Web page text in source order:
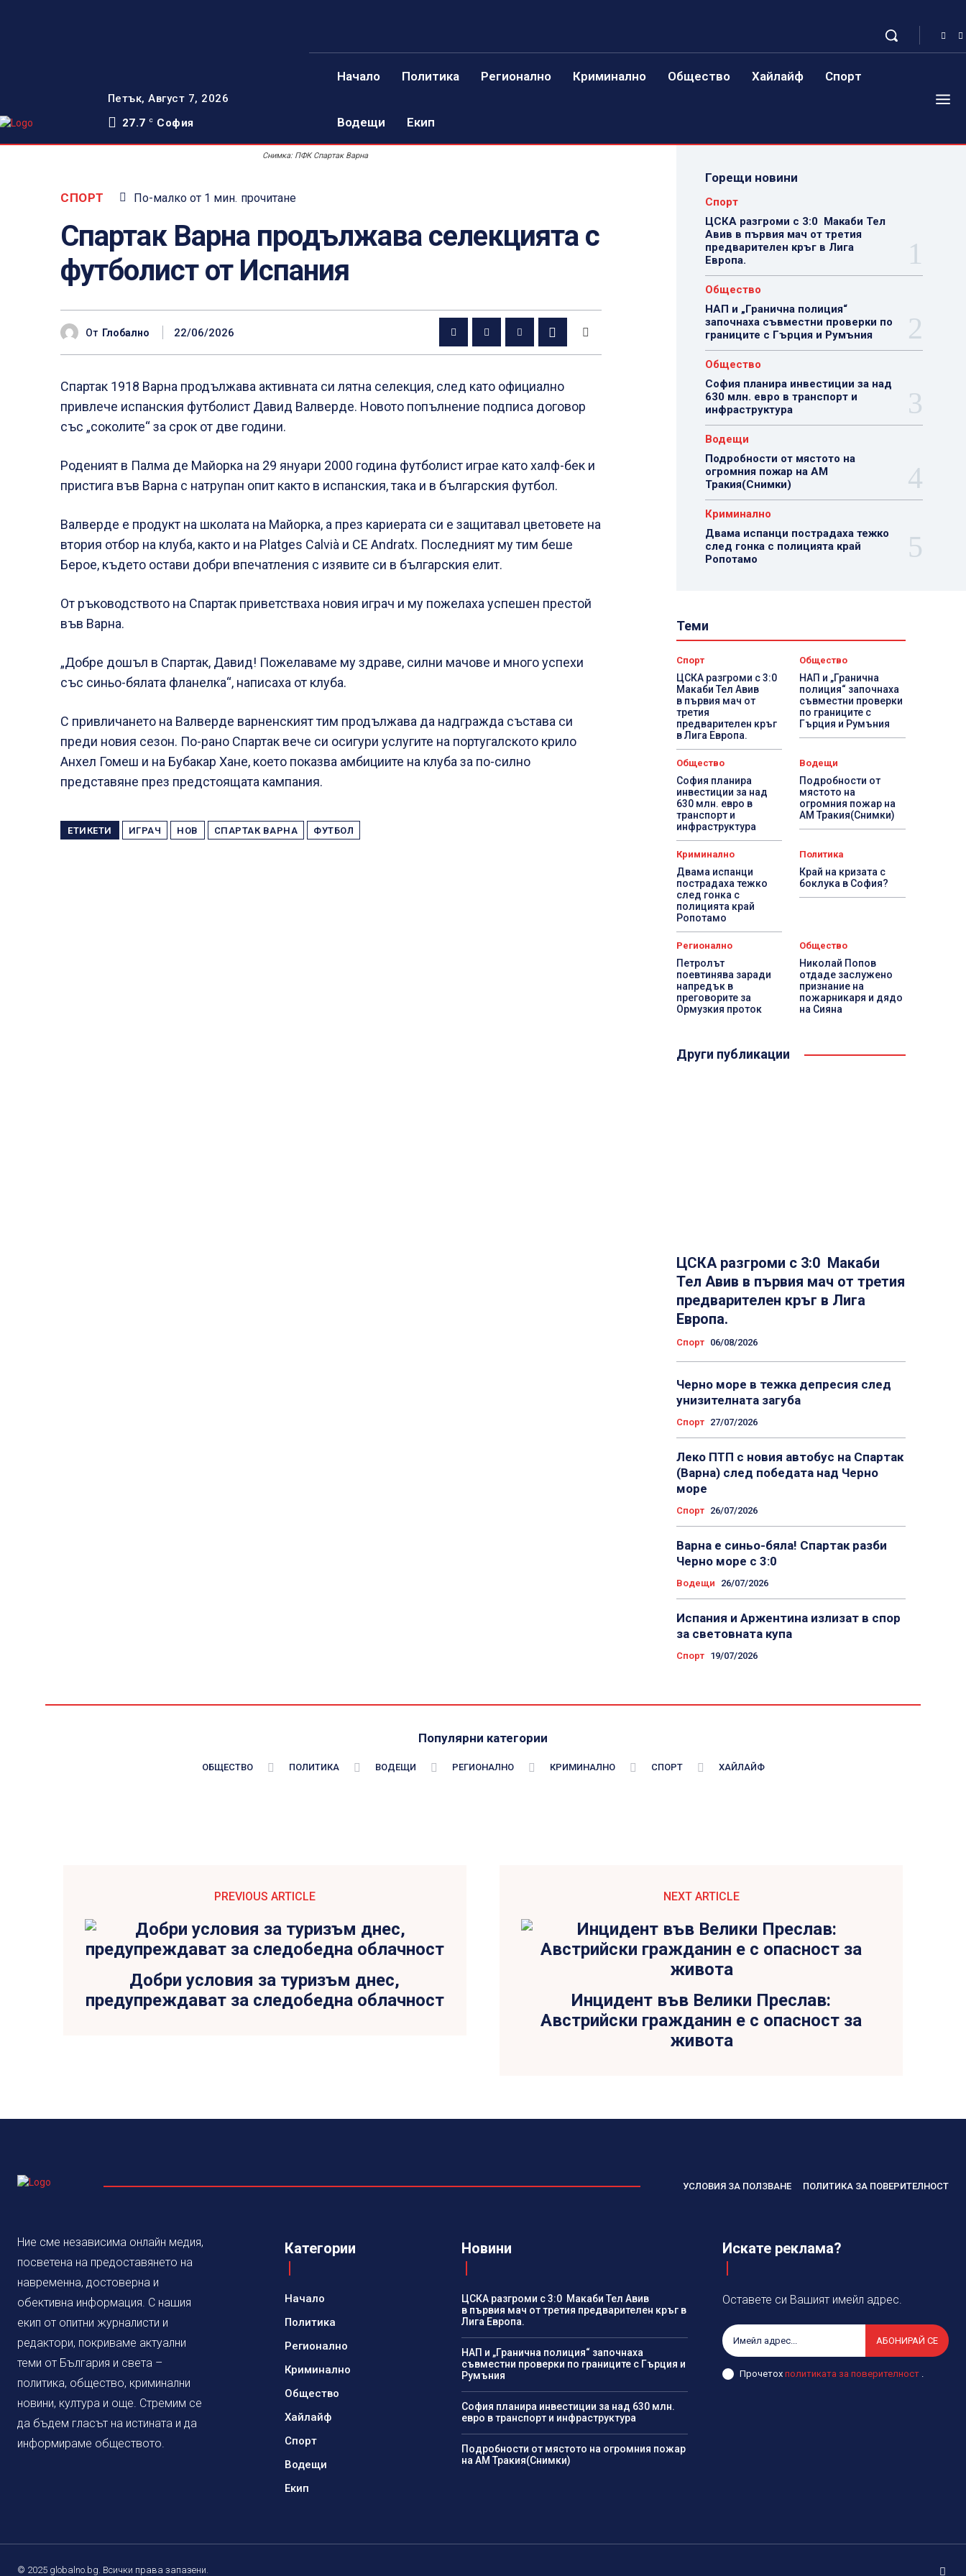
Петък, Август 7, 2026
27.7 C София
Начало Политика Регионално Криминално Общество Хайлайф Спорт
Водещи Екип
Снимка: ПФК Спартак Варна
СПОРТ По-малко от 1 мин. прочитане
Спартак Варна продължава селекцията с
футболист от Испания
От Глобално 22/06/2026
Спартак 1918 Варна продължава активната си лятна селекция, след като официално
привлече испанския футболист Давид Валверде. Новото попълнение подписа договор
със „соколите“ за срок от две години.
Роденият в Палма де Майорка на 29 януари 2000 година футболист играе като халф-бек и
пристига във Варна с натрупан опит както в испанския, така и в българския футбол.
Валверде е продукт на школата на Майорка, а през кариерата си е защитавал цветовете на
втория отбор на клуба, както и на Platges Calvià и CE Andratx. Последният му тим беше
Берое, където остави добри впечатления с изявите си в българския елит.
От ръководството на Спартак приветстваха новия играч и му пожелаха успешен престой
във Варна.
„Добре дошъл в Спартак, Давид! Пожелаваме му здраве, силни мачове и много успехи
със синьо-бялата фланелка“, написаха от клуба.
С привличането на Валверде варненският тим продължава да надгражда състава си
преди новия сезон. По-рано Спартак вече си осигури услугите на португалското крило
Анхел Гомеш и на Бубакар Хане, което показва амбициите на клуба за по-силно
представяне през предстоящата кампания.
ЕТИКЕТИ ИГРАЧ НОВ СПАРТАК ВАРНА ФУТБОЛ
Горещи новини
Спорт
ЦСКА разгроми с 3:0 Макаби Тел
Авив в първия мач от третия
предварителен кръг в Лига
Европа.
Общество
НАП и „Гранична полиция“
започнаха съвместни проверки по
границите с Гърция и Румъния
Общество
София планира инвестиции за над
630 млн. евро в транспорт и
инфраструктура
Водещи
Подробности от мястото на
огромния пожар на АМ
Тракия(Снимки)
Криминално
Двама испанци пострадаха тежко
след гонка с полицията край
Ропотамо
Теми
Спорт
ЦСКА разгроми с 3:0
Макаби Тел Авив
в първия мач от
третия
предварителен кръг
в Лига Европа.
Общество
НАП и „Гранична
полиция“ започнаха
съвместни проверки
по границите с
Гърция и Румъния
Общество
София планира
инвестиции за над
630 млн. евро в
транспорт и
инфраструктура
Водещи
Подробности от
мястото на
огромния пожар на
АМ Тракия(Снимки)
Криминално
Двама испанци
пострадаха тежко
след гонка с
полицията край
Ропотамо
Политика
Край на кризата с
боклука в София?
Регионално
Петролът
поевтинява заради
напредък в
преговорите за
Ормузкия проток
Общество
Николай Попов
отдаде заслужено
признание на
пожарникаря и дядо
на Сияна
Други публикации
ЦСКА разгроми с 3:0 Макаби
Тел Авив в първия мач от третия
предварителен кръг в Лига
Европа.
Спорт 06/08/2026
Черно море в тежка депресия след
унизителната загуба
Спорт 27/07/2026
Леко ПТП с новия автобус на Спартак
(Варна) след победата над Черно
море
Спорт 26/07/2026
Варна е синьо-бяла! Спартак разби
Черно море с 3:0
Водещи 26/07/2026
Испания и Аржентина излизат в спор
за световната купа
Спорт 19/07/2026
Популярни категории
ОБЩЕСТВО ПОЛИТИКА ВОДЕЩИ РЕГИОНАЛНО КРИМИНАЛНО СПОРТ ХАЙЛАЙФ
PREVIOUS ARTICLE
Добри условия за туризъм днес,
предупреждават за следобедна облачност
NEXT ARTICLE
Инцидент във Велики Преслав:
Австрийски гражданин е с опасност за
живота
УСЛОВИЯ ЗА ПОЛЗВАНЕ ПОЛИТИКА ЗА ПОВЕРИТЕЛНОСТ
Ние сме независима онлайн медия,
посветена на предоставянето на
навременна, достоверна и
обективна информация. С нашия
екип от опитни журналисти и
редактори, покриваме актуални
теми от България и света –
политика, общество, криминални
новини, култура и още. Стремим се
да бъдем гласът на истината и да
информираме обществото.
Категории
Начало
Политика
Регионално
Криминално
Общество
Хайлайф
Спорт
Водещи
Екип
Новини
ЦСКА разгроми с 3:0 Макаби Тел Авив
в първия мач от третия предварителен кръг в
Лига Европа.
НАП и „Гранична полиция“ започнаха
съвместни проверки по границите с Гърция и
Румъния
София планира инвестиции за над 630 млн.
евро в транспорт и инфраструктура
Подробности от мястото на огромния пожар
на АМ Тракия(Снимки)
Искате реклама?
Оставете си Вашият имейл адрес.
АБОНИРАЙ СЕ
Прочетохполитиката за поверителност
© 2025 globalno.bg. Всички права запазени.